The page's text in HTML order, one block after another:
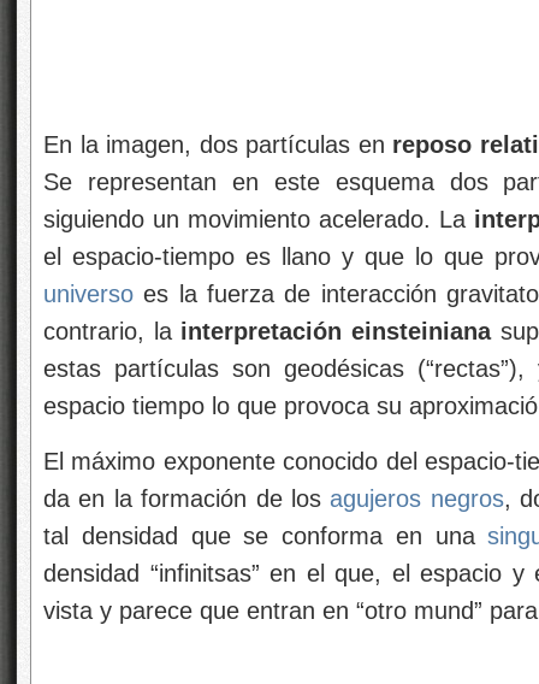
En la imagen, dos partículas en reposo
Se representan en este esquema dos
siguiendo un movimiento acelerado. La
el espacio-tiempo es llano y que lo que
universo es la fuerza de interacción
contrario, la interpretación einsteiniana
estas partículas son geodésicas
espacio tiempo lo que provoca su
El máximo exponente conocido del espacio-
da en la formación de los agujeros negros,
tal densidad que se conforma en una
densidad “infinitsas” en el que, el espacio
vista y parece que entran en “otro mund”